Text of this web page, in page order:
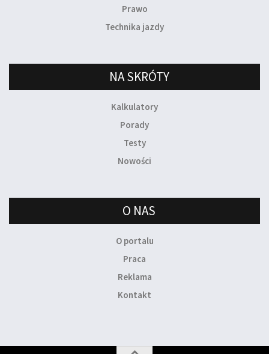
Prawo
Technika jazdy
NA SKRÓTY
Kalkulatory
Porady
Testy
Nowości
O NAS
O portalu
Praca
Reklama
Kontakt